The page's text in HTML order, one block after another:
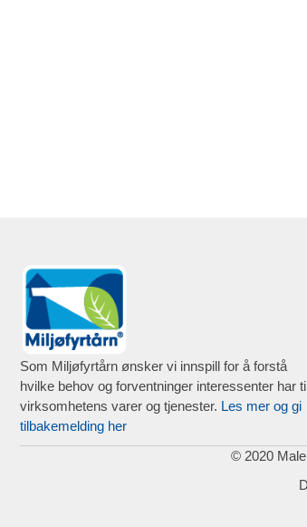
Som Miljøfyrtårn ønsker vi innspill for å forstå
hvilke behov og forventninger interessenter har
virksomhetens varer og tjenester. Les mer og gi
tilbakemelding her
© 2020